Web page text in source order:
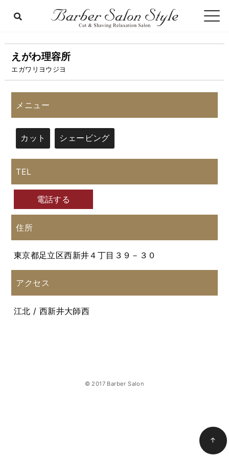
えがわ理容所
エガワリヨウジヨ
メニュー
カット シェービング
TEL
電話する
住所
東京都足立区西新井４丁目３９－３０
アクセス
江北 / 西新井大師西
© 2017 Barber Salon
↑